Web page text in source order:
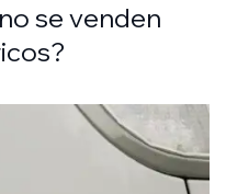
se venden